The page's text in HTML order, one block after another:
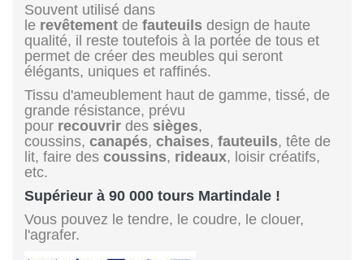
Souvent utilisé dans
le revêtement de fauteuils design de haute
qualité, il reste toutefois à la portée de tous et
permet de créer des meubles qui seront
élégants, uniques et raffinés.
Tissu d'ameublement haut de gamme, tissé, de
grande résistance, prévu
pour recouvrir des sièges,
coussins, canapés, chaises, fauteuils, tête de
lit, faire des coussins, rideaux, loisir créatifs,
etc.
Supérieur à 90 000 tours Martindale !
Vous pouvez le tendre, le coudre, le clouer,
l'agrafer.